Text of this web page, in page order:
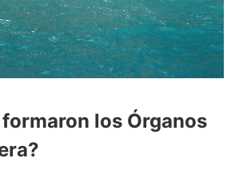
los Órganos